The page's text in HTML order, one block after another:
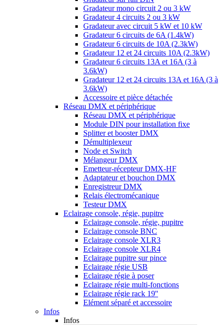
Gradateur mono circuit 2 ou 3 kW
Gradateur 4 circuits 2 ou 3 kW
Gradateur avec circuit 5 kW et 10 kW
Gradateur 6 circuits de 6A (1.4kW)
Gradateur 6 circuits de 10A (2.3kW)
Gradateur 12 et 24 circuits 10A (2.3kW)
Gradateur 6 circuits 13A et 16A (3 à
3.6kW)
Gradateur 12 et 24 circuits 13A et 16A (3 à
3.6kW)
Accessoire et pièce détachée
Réseau DMX et périphérique
Réseau DMX et périphérique
Module DIN pour installation fixe
Splitter et booster DMX
Démultiplexeur
Node et Switch
Mélangeur DMX
Emetteur-récepteur DMX-HF
Adaptateur et bouchon DMX
Enregistreur DMX
Relais électromécanique
Testeur DMX
Eclairage console, régie, pupitre
Eclairage console, régie, pupitre
Eclairage console BNC
Eclairage console XLR3
Eclairage console XLR4
Eclairage pupitre sur pince
Eclairage régie USB
Eclairage régie à poser
Eclairage régie multi-fonctions
Eclairage régie rack 19''
Elément séparé et accessoire
Infos
Infos